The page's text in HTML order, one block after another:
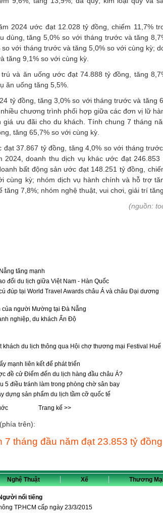
2024 ước đạt 12.028 tỷ đồng, chiếm 11,7%
dùng, tăng 5,0% so với tháng trước và tăng
với tháng trước và tăng 5,0% so với cùng kỳ;
tăng 9,1% so với cùng kỳ.
và ăn uống ước đạt 74.888 tỷ đồng, tăng
ăn uống tăng 5,5%.
tỷ đồng, tăng 3,0% so với tháng trước và tăng
chương trình phối hợp giữa các đơn vị lữ
ưu đãi cho du khách. Tính chung 7 tháng
tăng 65,7% so với cùng kỳ.
37.867 tỷ đồng, tăng 4,0% so với tháng
doanh thu dịch vụ khác ước đạt 246.853
bất động sản ước đạt 148.251 tỷ đồng,
cùng kỳ; nhóm dịch vụ hành chính và hỗ trợ
7,8%; nhóm nghệ thuật, vui chơi, giải trí
(nguồn:
tăng mạnh
đổi du lịch giữa Việt Nam - Hàn Quốc
đúp tại World Travel Awards châu Á và châu Đại dương
của người Mường tại Đà Nẵng
nghiệp, du khách Ấn Độ
khách du lịch thông qua Hội chợ thương mại Festival Huế
mạnh liên kết để phát triển
đề cử Điểm đến du lịch hàng đầu châu Á?
5 điều tránh làm trong phòng chờ sân bay
dựng sản phẩm du lịch tầm cỡ quốc tế
Trang kế >>
trên):
tháng đầu năm đạt 23.853 tỷ đồng
Nghệ Thuật Xế Thương
nổi tiếng
TP.HCM cấp ngày 23/3/2015